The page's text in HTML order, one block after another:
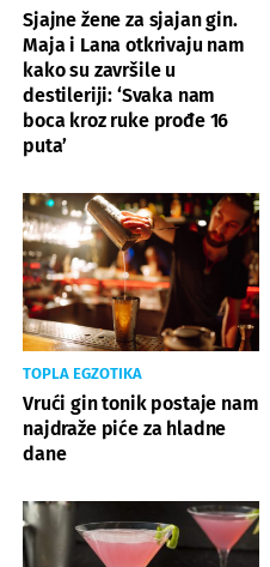
Sjajne žene za sjajan gin.
Maja i Lana otkrivaju nam
kako su završile u
destileriji: ‘Svaka nam
boca kroz ruke prođe 16
puta’
TOPLA EGZOTIKA
Vrući gin tonik postaje nam
najdraže piće za hladne
dane